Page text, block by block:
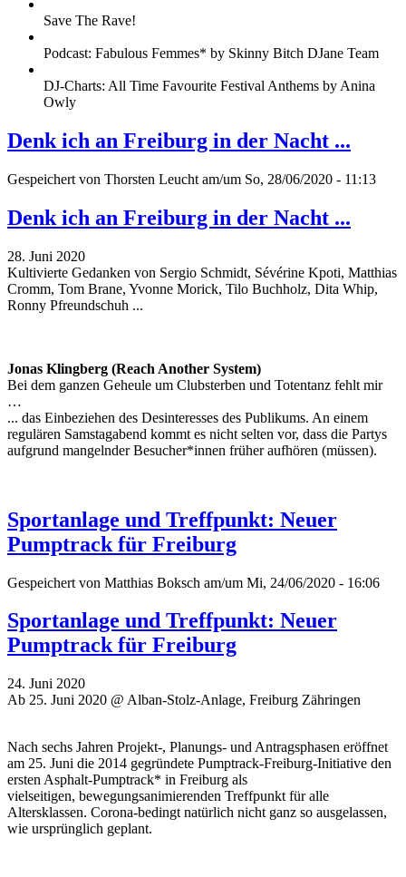
Save The Rave!
Podcast: Fabulous Femmes* by Skinny Bitch DJane Team
DJ-Charts: All Time Favourite Festival Anthems by Anina
Owly
Denk ich an Freiburg in der Nacht ...
Gespeichert von Thorsten Leucht am/um So, 28/06/2020 - 11:13
Denk ich an Freiburg in der Nacht ...
28. Juni 2020
Kultivierte Gedanken von Sergio Schmidt, Sévérine Kpoti, Matthias
Cromm, Tom Brane, Yvonne Morick, Tilo Buchholz, Dita Whip,
Ronny Pfreundschuh ...
Jonas Klingberg (Reach Another System)
Bei dem ganzen Geheule um Clubsterben und Totentanz fehlt mir
…
... das Einbeziehen des Desinteresses des Publikums. An einem
regulären Samstagabend kommt es nicht selten vor, dass die Partys
aufgrund mangelnder Besucher*innen früher aufhören (müssen).
Sportanlage und Treffpunkt: Neuer
Pumptrack für Freiburg
Gespeichert von Matthias Boksch am/um Mi, 24/06/2020 - 16:06
Sportanlage und Treffpunkt: Neuer
Pumptrack für Freiburg
24. Juni 2020
Ab 25. Juni 2020 @ Alban-Stolz-Anlage, Freiburg Zähringen
Nach sechs Jahren Projekt-, Planungs- und Antragsphasen eröffnet
am 25. Juni die 2014 gegründete Pumptrack-Freiburg-Initiative den
ersten Asphalt-Pumptrack* in Freiburg als
vielseitigen, bewegungsanimierenden Treffpunkt für alle
Altersklassen. Corona-bedingt natürlich nicht ganz so ausgelassen,
wie ursprünglich geplant.